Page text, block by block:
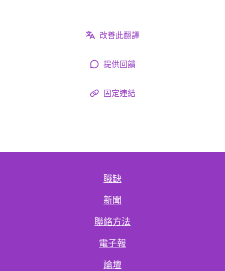
改善此翻譯
提供回饋
固定連結
職缺
新聞
聯絡方法
電子報
論壇